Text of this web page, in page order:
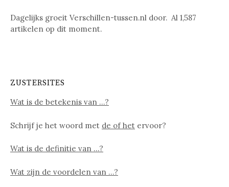
Dagelijks groeit Verschillen-tussen.nl door. Al 1,587
artikelen op dit moment.
ZUSTERSITES
Wat is de betekenis van …?
Schrijf je het woord met de of het ervoor?
Wat is de definitie van …?
Wat zijn de voordelen van …?